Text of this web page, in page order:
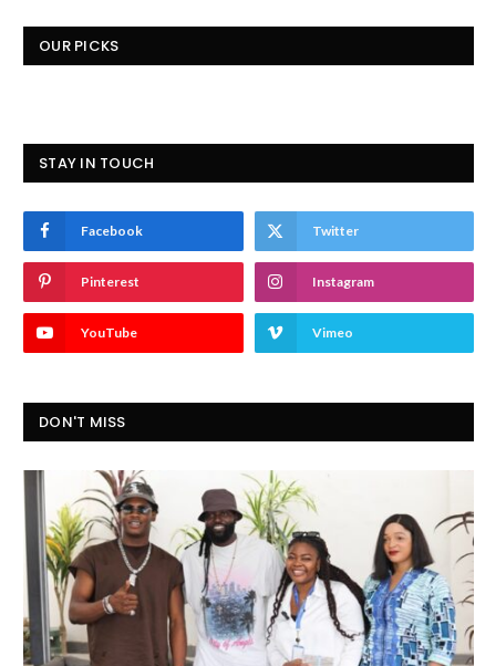
OUR PICKS
STAY IN TOUCH
Facebook Twitter
Pinterest Instagram
YouTube Vimeo
DON'T MISS